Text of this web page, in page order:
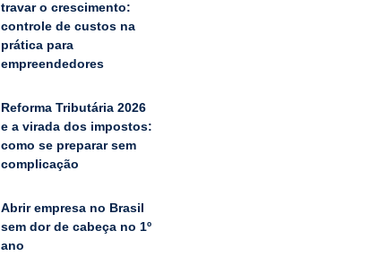
travar o crescimento:
controle de custos na
prática para
empreendedores
Reforma Tributária 2026
e a virada dos impostos:
como se preparar sem
complicação
Abrir empresa no Brasil
sem dor de cabeça no 1º
ano